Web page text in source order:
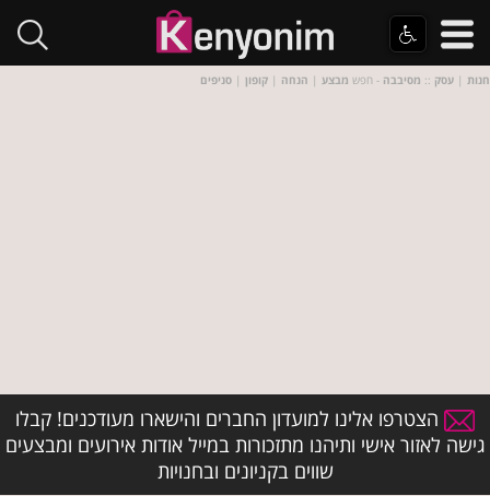
חנות | עסק :: מסיבבה - חפש מבצע | הנחה | קופון | סניפים
הצטרפו אלינו למועדון החברים והישארו מעודכנים! קבלו
גישה לאזור אישי ותיהנו מתזכורות במייל אודות אירועים ומבצעים
שווים בקניונים ובחנויות